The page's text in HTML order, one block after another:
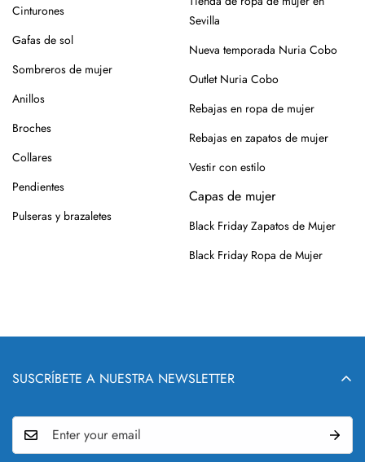
Cinturones
Gafas de sol
Sombreros de mujer
Anillos
Broches
Collares
Pendientes
Pulseras y brazaletes
Sevilla
Nueva temporada Nuria Cobo
Outlet Nuria Cobo
Rebajas en ropa de mujer
Rebajas en zapatos de mujer
Vestir con estilo
Capas de mujer
Black Friday Zapatos de Mujer
Black Friday Ropa de Mujer
SUSCRÍBETE A NUESTRA NEWSLETTER